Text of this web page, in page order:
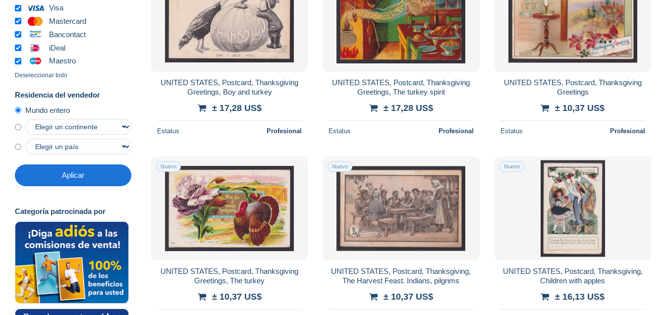
Visa
Mastercard
Bancontact
iDeal
Maestro
Deseleccionar todo
Residencia del vendedor
Mundo entero
Aplicar
Categoría patrocinada por
UNITED STATES, Postcard, Thanksgiving
Greetings, Boy and turkey
± 17,28 US$
Estatus Profesional
UNITED STATES, Postcard, Thanksgiving
Greetings, The turkey spirit
± 17,28 US$
Estatus Profesional
UNITED STATES, Postcard, Thanksgiving
Greetings
± 10,37 US$
Estatus Profesional
Nuevo
UNITED STATES, Postcard, Thanksgiving
Greetings, The turkey
± 10,37 US$
Nuevo
UNITED STATES, Postcard, Thanksgiving,
The Harvest Feast. Indians, pilgrims
± 10,37 US$
Nuevo
UNITED STATES, Postcard, Thanksgiving,
Children with apples
± 16,13 US$